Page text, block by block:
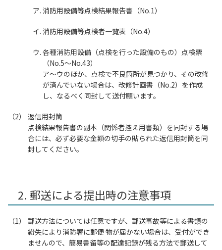
消防用設備等点検結果報告書（No.1）
消防用設備等点検者一覧表（No.4）
各種消防用設備（点検を行った設備のもの）点検票
（No.5～No.43）
ア～ウのほか、点検で不良箇所が見つかり、その改修
が済んでいない場合は、改修計画書（No.2）を作成
し、なるべく同封して送付願います。
返信用封筒
点検結果報告書の副本（関係者控え用書類）を同封する場
合には、必ず必要な金額の切手の貼られた返信用封筒を同
封してください。
2. 郵送による提出時の注意事項
郵送方法については任意ですが、郵送事故等による書類の
紛失により消防署に郵便 物が届かない場合は、受付ができ
ませんので、簡易書留等の配達記録が残る方法で郵送して